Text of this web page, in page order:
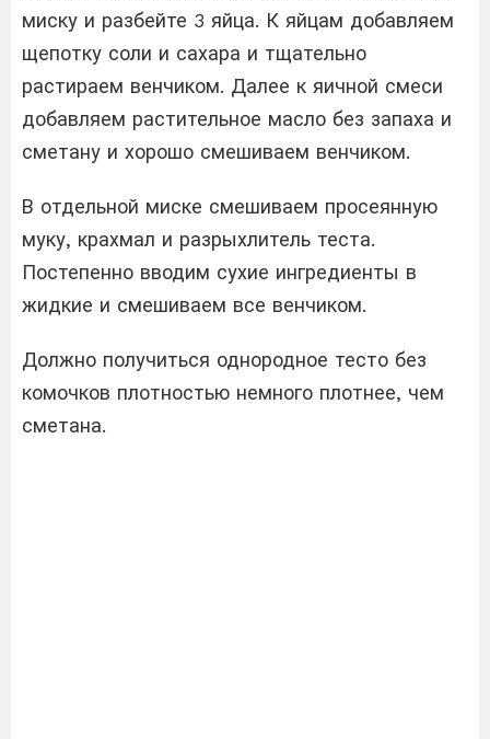
миску и разбейте 3 яйца. К яйцам добавляем
щепотку соли и сахара и тщательно
растираем венчиком. Далее к яичной смеси
добавляем растительное масло без запаха и
сметану и хорошо смешиваем венчиком.
В отдельной миске смешиваем просеянную
муку, крахмал и разрыхлитель теста.
Постепенно вводим сухие ингредиенты в
жидкие и смешиваем все венчиком.
Должно получиться однородное тесто без
комочков плотностью немного плотнее, чем
сметана.